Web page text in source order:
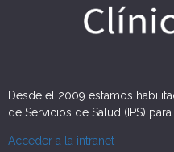
Desde el 2009 estamos
de Servicios de Salud (IPS)
Acceder a la intranet